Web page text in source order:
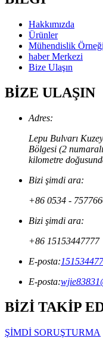
Hakkımızda
Ürünler
Mühendislik Örneği
haber Merkezi
Bize Ulaşın
BİZE ULAŞIN
Adres:
Lepu Bulvarı
Bölgesi (2
kilometre
Bizi şimdi ara:
+86 0534 -
Bizi şimdi ara:
+86 15153447777
E-posta:
E-posta:
BİZİ TAKİP
ŞİMDİ SORUŞTURMA